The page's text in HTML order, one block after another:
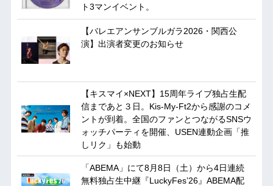
ト3マンイベント。
【バレエアンサンブルガラ2026・関西公
演】出演者変更のお知らせ
【キスマイ×NEXT】15周年ライブ独占生配
信まであと３日。Kis-My-Ft2から感謝のコメ
ントが到着。全国のファンとつながるSNSウ
ォッチパーティを開催、USEN連動企画「推
しリク」も始動
「ABEMA」にて8月8日（土）から4日連続
無料独占生中継『LuckyFes’26』ABEMA配